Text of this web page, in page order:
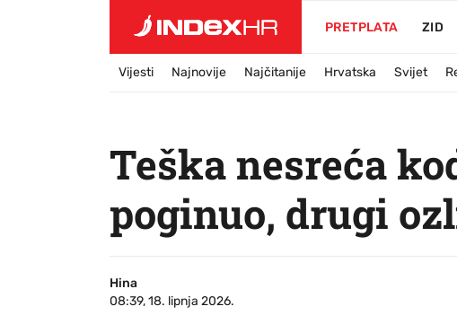
PRETPLATA ZID
Vijesti Najnovije Najčitanije Hrvatska Svijet
Teška nesreća
poginuo, drugi
Hina
08:39, 18. lipnja 2026.